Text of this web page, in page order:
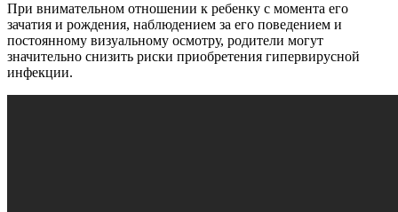
При внимательном отношении к ребенку с момента его
зачатия и рождения, наблюдением за его поведением и
постоянному визуальному осмотру, родители могут
значительно снизить риски приобретения гипервирусной
инфекции.